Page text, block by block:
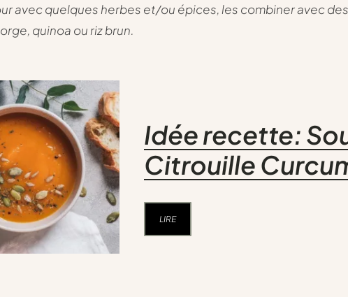
avec quelques herbes et/ou épices, les combiner avec
quinoa ou riz brun.
Idée recette:
Citrouille
LIRE